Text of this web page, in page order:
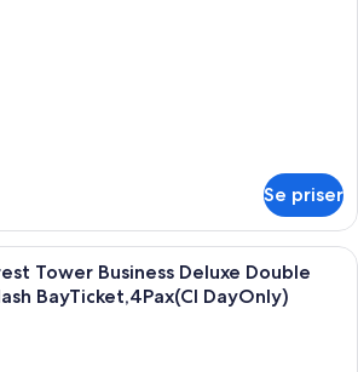
Se priser
Ett hotellrum med två sängar, ett
Tower Business Deluxe Double
BayTicket,4Pax(CI DayOnly)